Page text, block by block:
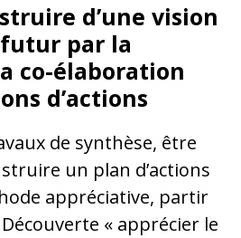
d’une vision
par la
co-élaboration
d’actions
de synthèse, être
un plan d’actions
appréciative, partir
« apprécier le